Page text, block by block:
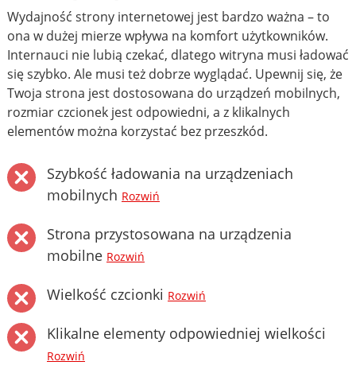
Wydajność strony internetowej jest bardzo ważna – to
ona w dużej mierze wpływa na komfort użytkowników.
Internauci nie lubią czekać, dlatego witryna musi ładować
się szybko. Ale musi też dobrze wyglądać. Upewnij się, że
Twoja strona jest dostosowana do urządzeń mobilnych,
rozmiar czcionek jest odpowiedni, a z klikalnych
elementów można korzystać bez przeszkód.
Szybkość ładowania na urządzeniach
mobilnych Rozwiń
Strona przystosowana na urządzenia
mobilne Rozwiń
Wielkość czcionki Rozwiń
Klikalne elementy odpowiedniej wielkości
Rozwiń